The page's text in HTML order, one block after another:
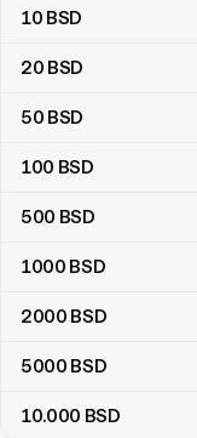
10 BSD
20 BSD
50 BSD
100 BSD
500 BSD
1000 BSD
2000 BSD
5000 BSD
10.000 BSD